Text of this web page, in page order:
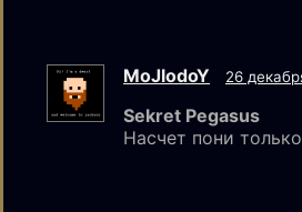
MoJlodoY 26
Sekret Pegasus
Насчет пони